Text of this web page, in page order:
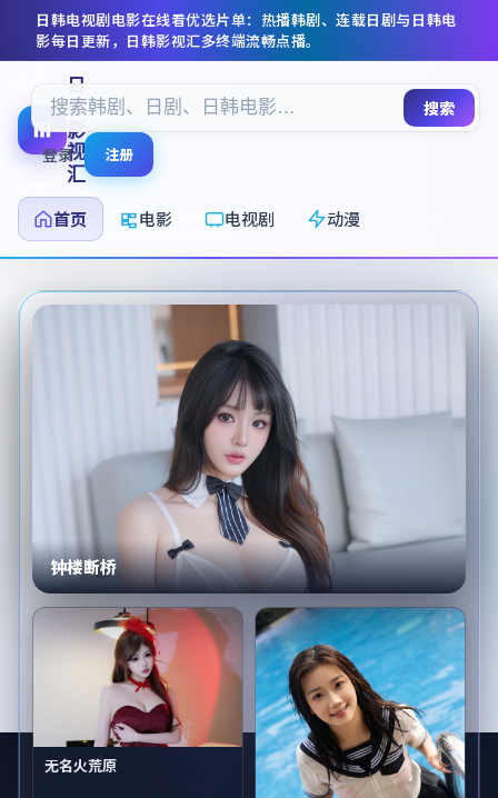
日韩电视剧电影在线看优选片单：热播韩剧、连载日剧与日韩电
影每日更新， 日韩影视汇多终端流畅点播。
日
韩
影
视
汇
首页
电影 电视剧 动漫
搜索
登录 注册
钟楼断桥
无名火荒原